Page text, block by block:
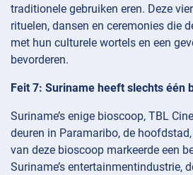
traditionele gebruiken eren. Deze
rituelen, dansen en ceremonies die
met hun culturele wortels en een
bevorderen.
Feit 7: Suriname heeft slechts één
Suriname’s enige bioscoop, TBL
deuren in Paramaribo, de
van deze bioscoop markeerde een
Suriname’s entertainmentindustrie,